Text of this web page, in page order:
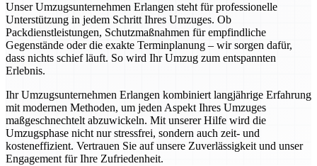
Unser Umzugsunternehmen Erlangen steht für professionelle
Unterstützung in jedem Schritt Ihres Umzuges. Ob
Packdienstleistungen, Schutzmaßnahmen für empfindliche
Gegenstände oder die exakte Terminplanung – wir sorgen dafür,
dass nichts schief läuft. So wird Ihr Umzug zum entspannten
Erlebnis.
Ihr Umzugsunternehmen Erlangen kombiniert langjährige Erfahrung
mit modernen Methoden, um jeden Aspekt Ihres Umzuges
maßgeschnechtelt abzuwickeln. Mit unserer Hilfe wird die
Umzugsphase nicht nur stressfrei, sondern auch zeit- und
kosteneffizient. Vertrauen Sie auf unsere Zuverlässigkeit und unser
Engagement für Ihre Zufriedenheit.